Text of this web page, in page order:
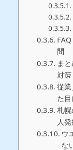
問
ま
対策
従
た
札
人
ウ
な